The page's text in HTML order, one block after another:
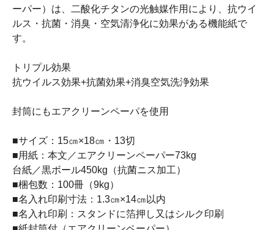
ーパー）は、二酸化チタンの光触媒作用により、抗ウイ
ルス・抗菌・消臭・空気清浄化に効果がある機能紙で
す。
トリプル効果
抗ウイルス効果+抗菌効果+消臭空気洗浄効果
封筒にもエアクリーンペーパを使用
■サイズ：15㎝×18㎝・13切
■用紙：本文／エアクリーンペーパー73kg
台紙／黒ボール450kg（抗菌ニス加工）
■梱包数：100冊（9kg）
■名入れ印刷寸法：1.3㎝×14㎝以内
■名入れ印刷：スタンドに箔押し又はシルク印刷